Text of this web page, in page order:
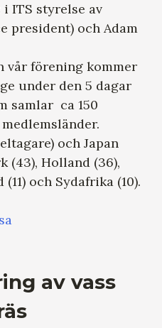
ITS styrelse av
president) och Adam
vår förening kommer
under den 5 dagar
samlar ca 150
och Japan
(43), Holland (36),
och Sydafrika (10).
av vass